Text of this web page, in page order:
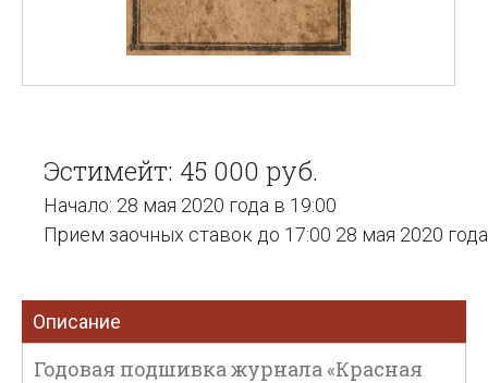
Эстимейт: 45 000 руб.
Начало: 28 мая 2020 года в 19:00
Прием заочных ставок до 17:00 28 мая 2020 года
Описание
Годовая подшивка журнала «Красная